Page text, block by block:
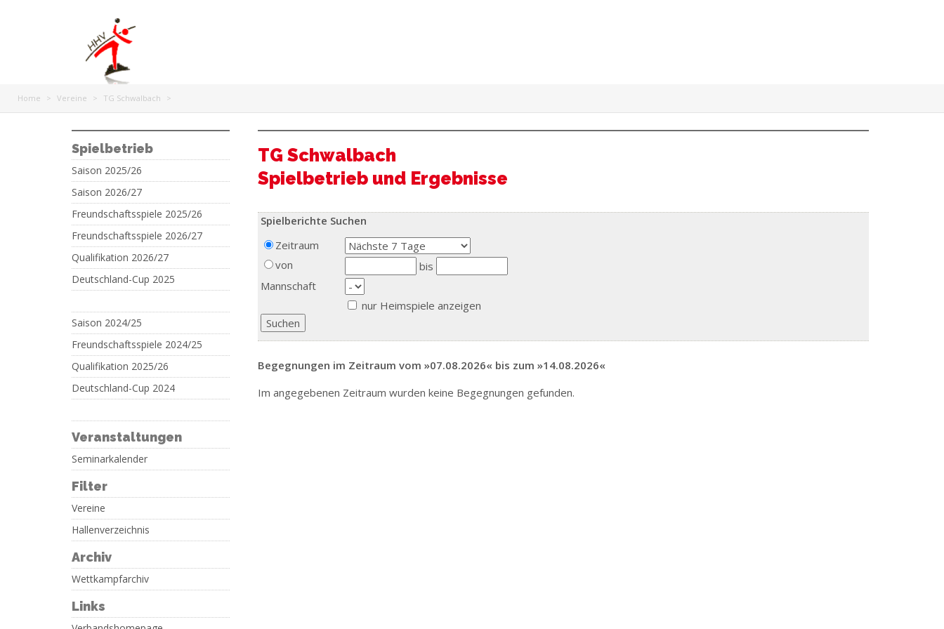
Home > Vereine > TG Schwalbach >
Spielbetrieb
Saison 2025/26
Saison 2026/27
Freundschaftsspiele 2025/26
Freundschaftsspiele 2026/27
Qualifikation 2026/27
Deutschland-Cup 2025
Saison 2024/25
Freundschaftsspiele 2024/25
Qualifikation 2025/26
Deutschland-Cup 2024
Veranstaltungen
Seminarkalender
Filter
Vereine
Hallenverzeichnis
Archiv
Wettkampfarchiv
Links
TG Schwalbach
Spielbetrieb und Ergebnisse
Spielberichte Suchen
Zeitraum
von
bis
Mannschaft
nur Heimspiele anzeigen
Begegnungen im Zeitraum vom »07.08.2026« bis zum »14.08.2026«
Im angegebenen Zeitraum wurden keine Begegnungen gefunden.